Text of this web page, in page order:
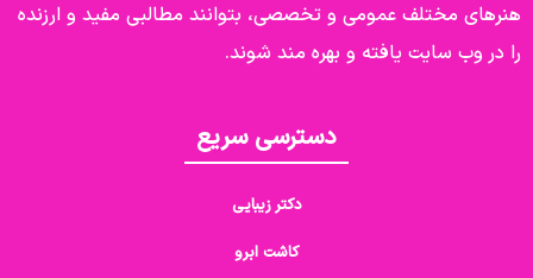
هنرهای مختلف عمومی و تخصصی، بتوانند مطالبی مفید و ارزنده
را در وب سایت یافته و بهره مند شوند.
دسترسی سریع
دکتر زیبایی
کاشت ابرو